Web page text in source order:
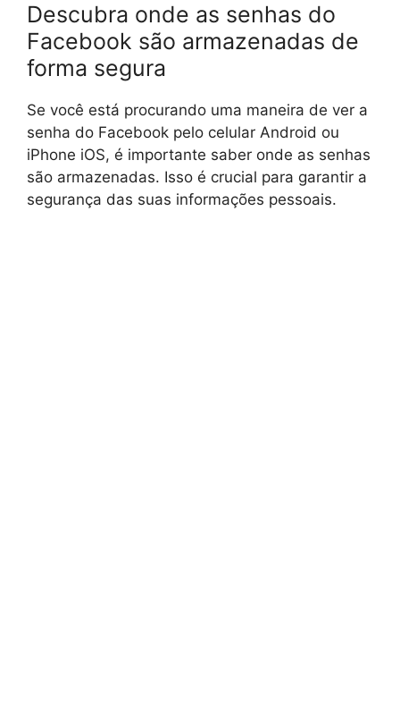
Descubra onde as senhas do
Facebook são armazenadas de
forma segura
Se você está procurando uma maneira de ver a
senha do Facebook pelo celular Android ou
iPhone iOS, é importante saber onde as senhas
são armazenadas. Isso é crucial para garantir a
segurança das suas informações pessoais.